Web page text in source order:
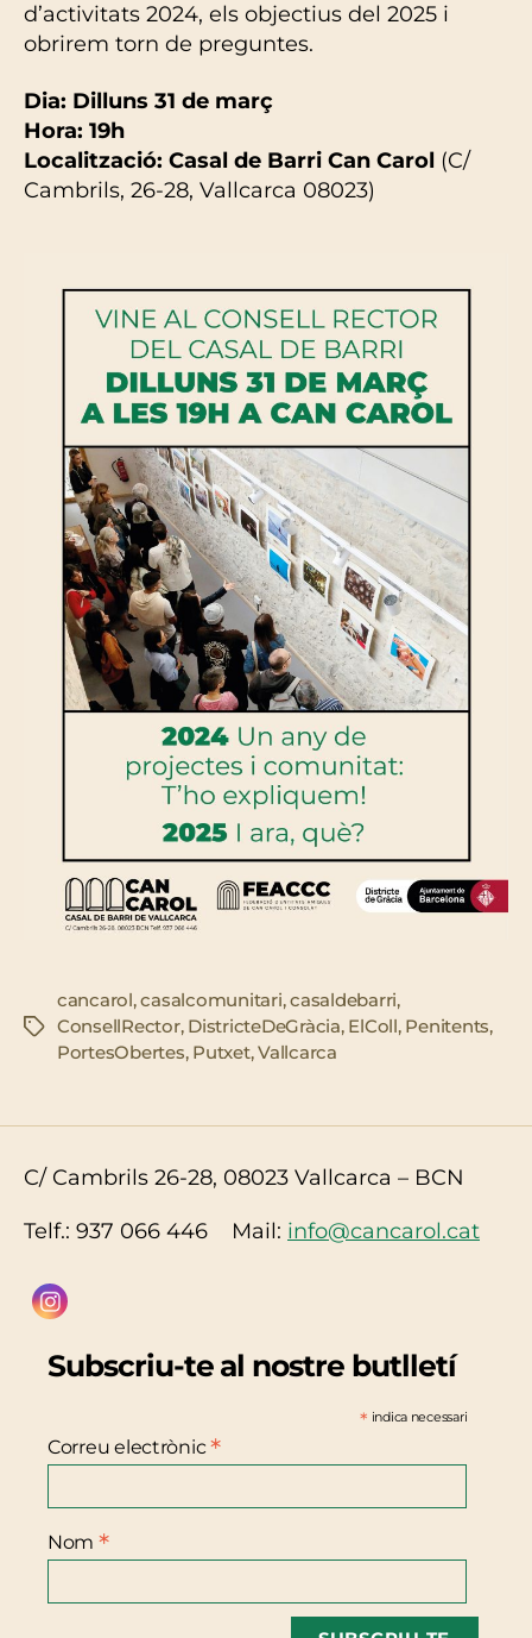
d’activitats 2024, els objectius del 2025 i
obrirem torn de preguntes.
Dia: Dilluns 31 de març
Hora: 19h
Localització: Casal de Barri Can Carol (C/
Cambrils, 26-28, Vallcarca 08023)
Etiquetes
cancarol,casalcomunitari,casaldebarri,
ConsellRector, DistricteDeGràcia, ElColl, Penitents,
PortesObertes, Putxet,Vallcarca
C/ Cambrils 26-28, 08023 Vallcarca – BCN
Telf.: 937 066 446 Mail: info@cancarol.cat
Subscriu-te al nostre butlletí
* indica necessari
Correu electrònic*
Nom *